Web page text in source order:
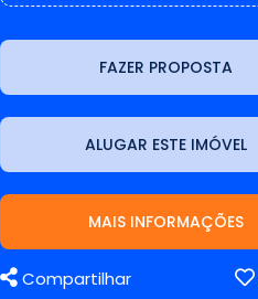
FAZER PROPOSTA
ALUGAR ESTE IMÓVEL
MAIS INFORMAÇÕES
Compartilhar